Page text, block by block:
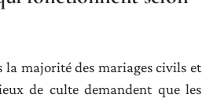
la majorité des mariages civils et
de culte demandent que les